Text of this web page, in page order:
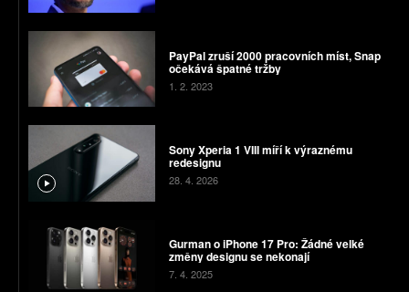
PayPal zruší 2000 pracovních míst, Snap
očekává špatné tržby
1. 2. 2023
Sony Xperia 1 VIII míří k výraznému
redesignu
28. 4. 2026
Gurman o iPhone 17 Pro: Žádné velké
změny designu se nekonají
7. 4. 2025